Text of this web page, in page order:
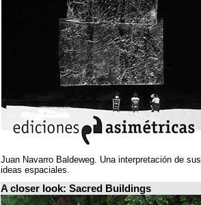
Juan Navarro Baldeweg. Una interpretación de sus
ideas espaciales.
A closer look: Sacred Buildings